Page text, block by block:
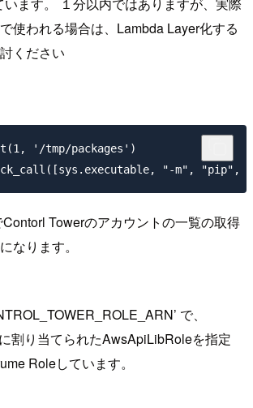
使われる場合は、Lambda Layer化する
ください
'/tmp/packages')
Towerのアカウントの一覧の取得
なります。
で、
割り当てられたAwsApiLibRoleを指定
Roleしています。